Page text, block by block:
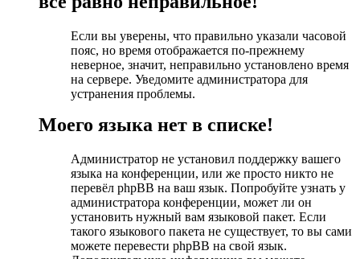
Если вы уверены, что правильно указали часовой
пояс, но время отображается по-прежнему
неверное, значит, неправильно установлено время
на сервере. Уведомите администратора для
устранения проблемы.
Моего языка нет в списке!
Администратор не установил поддержку вашего
языка на конференции, или же просто никто не
перевёл phpBB на ваш язык. Попробуйте узнать у
администратора конференции, может ли он
установить нужный вам языковой пакет. Если
такого языкового пакета не существует, то вы сами
можете перевести phpBB на свой язык.